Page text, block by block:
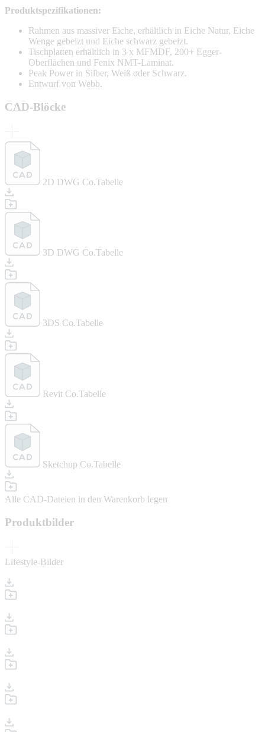
Produktspezifikationen:
Rahmen aus massiver Eiche, erhältlich in Eiche Natur, Eiche
Wenge gebeizt und Eiche schwarz gebeizt.
Tischplatten erhältlich in 3 x MFMDF, 200+ Egger-
Oberflächen und Fenix NMT-Laminat.
Peak Power in Silber, Weiß oder Schwarz.
Entwurf von Webb.
CAD-Blöcke
2D DWG Co.Tabelle
3D DWG Co.Tabelle
3DS Co.Tabelle
Revit Co.Tabelle
Sketchup Co.Tabelle
Alle CAD-Dateien in den Warenkorb legen
Produktbilder
Lifestyle-Bilder